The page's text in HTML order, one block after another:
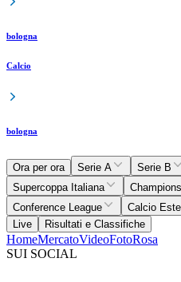
bologna
Calcio
bologna
Ora per ora Serie A Serie B
Supercoppa Italiana
Conference League
Calcio
Live
Risultati e Classifiche
HomeMercatoVideoFotoRosa
SUI SOCIAL